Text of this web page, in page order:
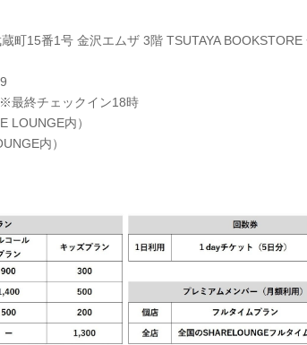
町15番1号 金沢エムザ 3階 TSUTAYA BOOKSTORE
最終チェックイン18時
LOUNGE内）
内）